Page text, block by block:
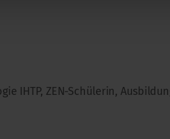
IHTP, ZEN-Schülerin,